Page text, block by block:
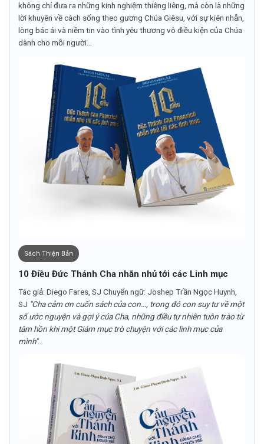
không chỉ đưa ra những kinh nghiệm thiêng liêng, mà còn là những
lời khuyên về cách sống theo gương Chúa Giêsu, với sự kiên nhẫn,
lòng bác ái và niềm tin vào tình yêu thương vô điều kiện của Chúa
dành cho mỗi người...
Sách Thiện Bản
10 Điều Đức Thánh Cha nhắn nhủ tới các Linh mục
Tác giả: Diego Fares, SJ Chuyển ngữ: Joshep Trần Ngọc Huynh,
SJ "Cha cảm ơn cuốn sách của con…, trong đó con suy tư về một
số ước nguyện và gợi ý của Cha, những điều tự nhiên tuôn trào từ
tâm hồn khi một Giám mục trò chuyện với các linh mục của
mình"...